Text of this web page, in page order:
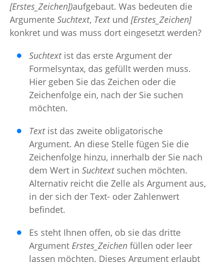
[Erstes_Zeichen])aufgebaut. Was bedeuten die
Argumente Suchtext, Textund [Erstes_Zeichen]
konkret und was muss dort eingesetzt werden?
Suchtext ist das erste Argument der
Formelsyntax, das gefüllt werden muss.
Hier geben Sie das Zeichen oder die
Zeichenfolge ein, nach der Sie suchen
möchten.
Text ist das zweite obligatorische
Argument. An diese Stelle fügen Sie die
Zeichenfolge hinzu, innerhalb der Sie nach
dem Wert in Suchtextsuchen möchten.
Alternativ reicht die Zelle als Argument aus,
in der sich der Text- oder Zahlenwert
befindet.
Es steht Ihnen offen, ob sie das dritte
Argument Erstes_Zeichen füllen oder leer
lassen möchten. Dieses Argument erlaubt